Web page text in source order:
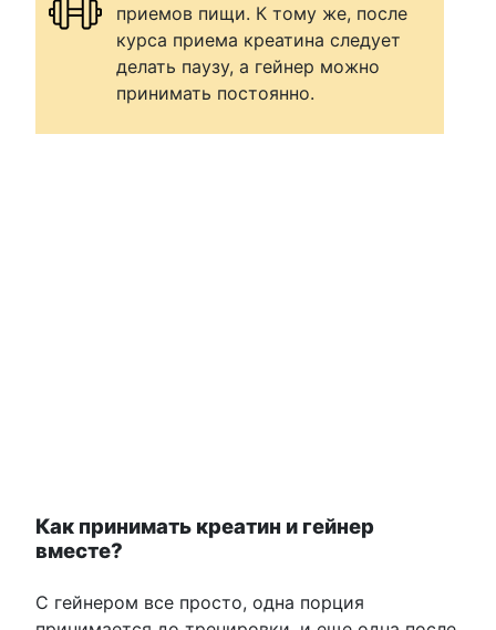
приемов пищи. К тому же, после
курса приема креатина следует
делать паузу, а гейнер можно
принимать постоянно.
Как принимать креатин и гейнер
вместе?
С гейнером все просто, одна порция